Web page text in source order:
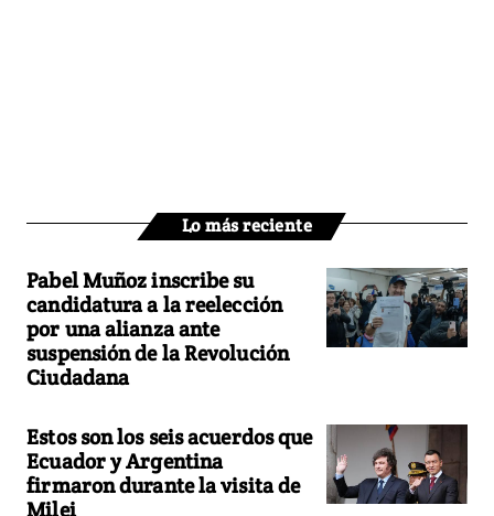
Lo más reciente
Pabel Muñoz inscribe su
candidatura a la reelección
por una alianza ante
suspensión de la Revolución
Ciudadana
Estos son los seis acuerdos que
Ecuador y Argentina
firmaron durante la visita de
Milei